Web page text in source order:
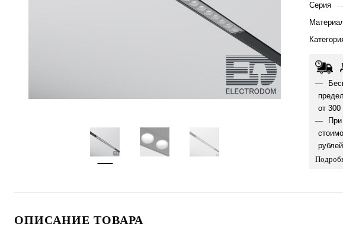
Серия
от 300
рублей
ОПИСАНИЕ ТОВАРА